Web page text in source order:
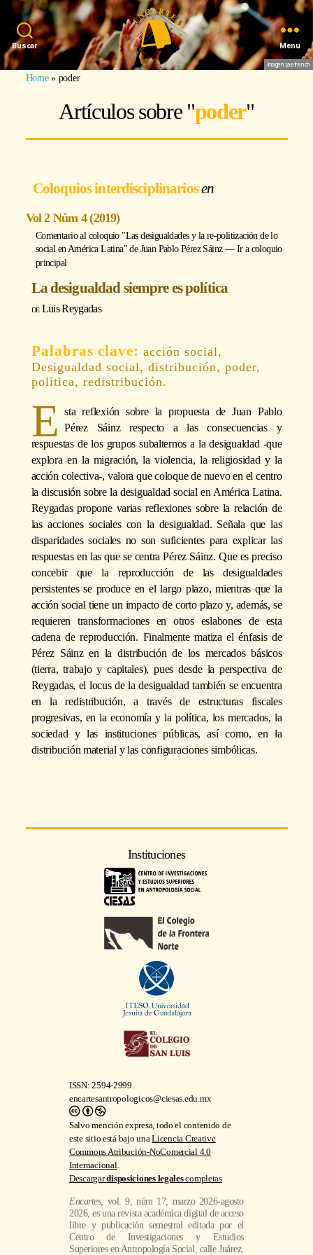
Buscar Menu
Imagen: jaefrench
Home» poder
Artículos sobre "poder"
Coloquios interdisciplinarios
Vol 2 Núm 4 (2019)
Comentario al coloquio "Las desigualdades y la re-politización de lo
social en América Latina" deJuan Pablo Pérez Sáinz―Ir a coloquio
principal
La desigualdad siempre es política
Luis Reygadas
acción social,
Desigualdad social, distribución, poder,
política, redistribución.
E
sta reflexión sobre la propuesta de Juan Pablo
Pérez Sáinz respecto a las consecuencias y
respuestas de los grupos subalternos a la desigualdad -que
explora en la migración, la violencia, la religiosidad y la
acción colectiva-, valora que coloque de nuevo en el centro
la discusión sobre la desigualdad social en América Latina.
Reygadas propone varias reflexiones sobre la relación de
las acciones sociales con la desigualdad. Señala que las
disparidades sociales no son suficientes para explicar las
respuestas en las que se centra Pérez Sáinz. Que es preciso
concebir que la reproducción de las desigualdades
persistentes se produce en el largo plazo, mientras que la
acción social tiene un impacto de corto plazo y, además, se
requieren transformaciones en otros eslabones de esta
cadena de reproducción. Finalmente matiza el énfasis de
Pérez Sáinz en la distribución de los mercados básicos
(tierra, trabajo y capitales), pues desde la perspectiva de
Reygadas, el locus de la desigualdad también se encuentra
en la redistribución, a través de estructuras fiscales
progresivas, en la economía y la política, los mercados, la
sociedad y las instituciones públicas, así como, en la
distribución material y las configuraciones simbólicas.
Instituciones
ISSN: 2594-2999.
encartesantropologicos@ciesas.edu.mx
Salvo mención expresa, todo el contenido de
este sitio está bajo unaLicencia Creative
Commons Atribución-NoComercial 4.0
Internacional.
Descargardisposiciones legalescompletas
Encartes, vol. 9, núm 17, marzo 2026-agosto
2026, es una revista académica digital de acceso
libre y publicación semestral editada por el
Centro de Investigaciones y Estudios
Superiores en Antropología Social, calle Juárez,